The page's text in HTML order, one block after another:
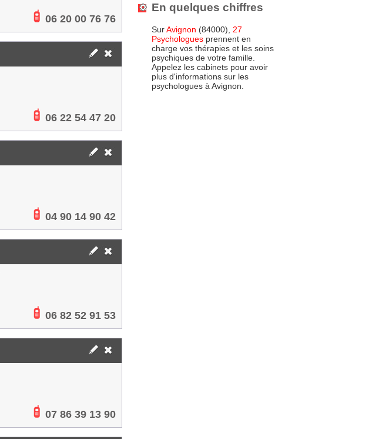
06 20 00 76 76
06 22 54 47 20
04 90 14 90 42
06 82 52 91 53
07 86 39 13 90
En quelques chiffres
SurAvignon (84000), 27
Psychologues prennent en
charge vos thérapies et les soins
psychiques de votre famille.
Appelez les cabinets pour avoir
plus d'informations sur les
psychologues à Avignon.